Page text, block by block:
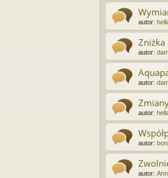
autor:
Zniżka
autor:
autor:
autor:
autor:
autor: